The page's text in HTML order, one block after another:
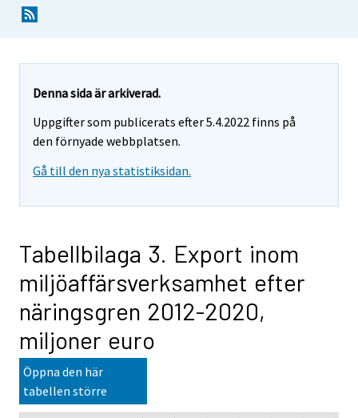
Denna sida är arkiverad.
Uppgifter som publicerats efter 5.4.2022 finns på
den förnyade webbplatsen.
Gå till den nya statistiksidan.
Tabellbilaga 3. Export inom
miljöaffärsverksamhet efter
näringsgren 2012-2020,
miljoner euro
Öppna den här
tabellen större